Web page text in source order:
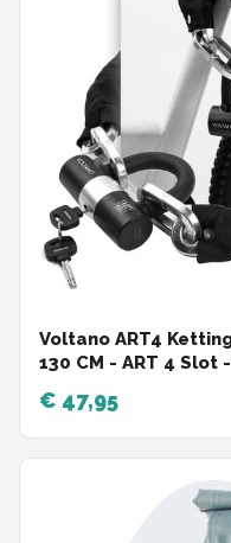
Voltano ART4
130 CM - ART 4
Fiets, Scooter en
Scooterslot /
€ 47,95